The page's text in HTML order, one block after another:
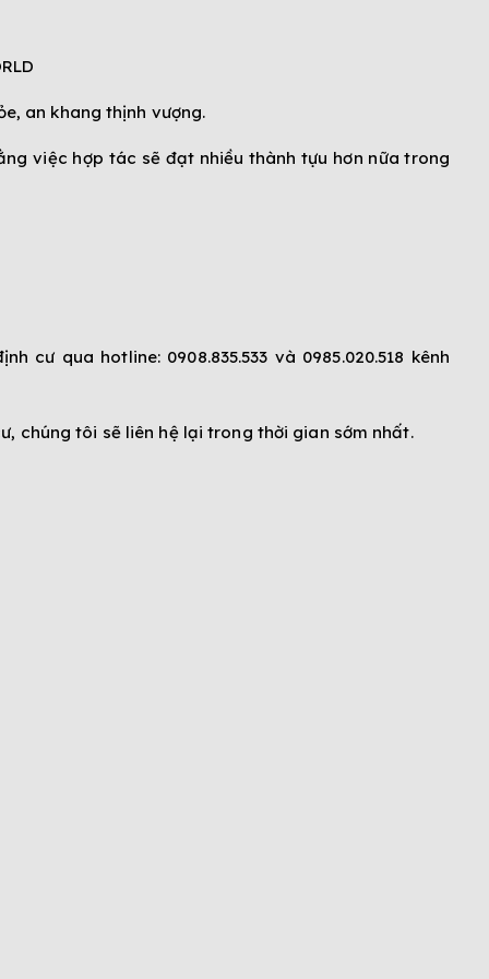
an khang thịnh vượng.
việc hợp tác sẽ đạt nhiều thành tựu hơn nữa trong
cư qua hotline: 0908.835.533 và 0985.020.518 kênh
chúng tôi sẽ liên hệ lại trong thời gian sớm nhất.